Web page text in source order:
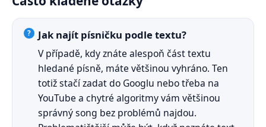
Jak najít písničku podle textu?
V případě, kdy znáte alespoň část textu
hledané písně, máte většinou vyhráno. Ten
totiž stačí zadat do Googlu nebo třeba na
YouTube a chytré algoritmy vám většinou
správný song bez problémů najdou.